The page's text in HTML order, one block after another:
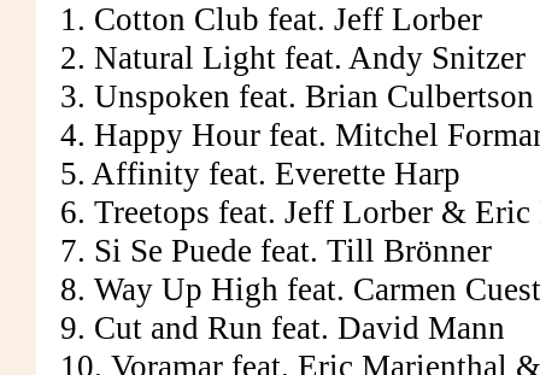
1. Cotton Club feat. Jeff Lorber
2. Natural Light feat. Andy Snitzer
3. Unspoken feat. Brian Culbertson
4. Happy Hour feat. Mitchel
5. Affinity feat. Everette Harp
6. Treetops feat. Jeff Lorber &
7. Si Se Puede feat. Till Brönner
8. Way Up High feat. Carmen
9. Cut and Run feat. David Mann
10. Voramar feat. Eric Marienthal